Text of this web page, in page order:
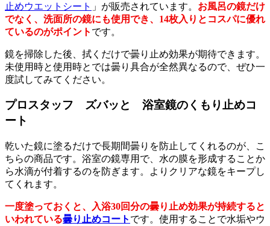
止めウエットシート 」が販売されています。 お風呂の鏡だけ
でなく、洗面所の鏡にも使用でき、14枚入りとコスパに優れ
ているのがポイント です。
鏡を掃除した後、拭くだけで曇り止め効果が期待できます。
未使用時と使用時とでは曇り具合が全然異なるので、ぜひ一
度試してみてください。
プロスタッフ ズバッと 浴室鏡のくもり止めコ
ート
乾いた鏡に塗るだけで長期間曇りを防止してくれるのが、こ
ちらの商品です。浴室の鏡専用で、水の膜を形成することか
ら水滴が付着するのを防ぎます。よりクリアな鏡をキープし
てくれます。
一度塗っておくと、入浴30回分の曇り止め効果が持続すると
いわれている曇り止めコート です。使用することで水垢やウ